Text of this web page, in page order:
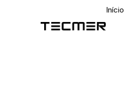
Início